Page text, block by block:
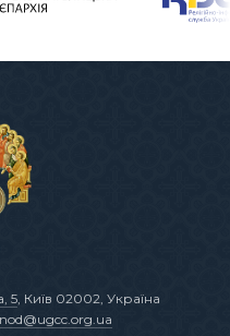
5, Київ 02002, Україна